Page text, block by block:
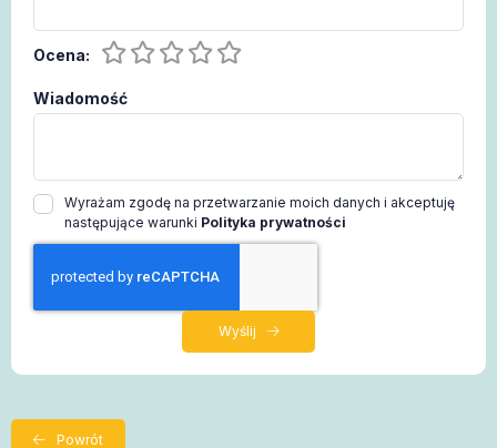
Ocena:
Wiadomość
Wyrażam zgodę na przetwarzanie moich danych i akceptuję
następujące warunki Polityka prywatności
Wyślij
Powrót